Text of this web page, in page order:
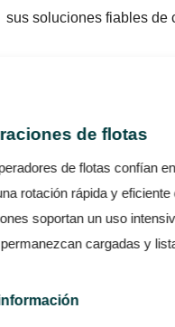
sus soluciones fiables de
Concesionarios
Los concesionarios
DC, que facilitan
vehículos de clientes.
cliente y demuestra el
Más información